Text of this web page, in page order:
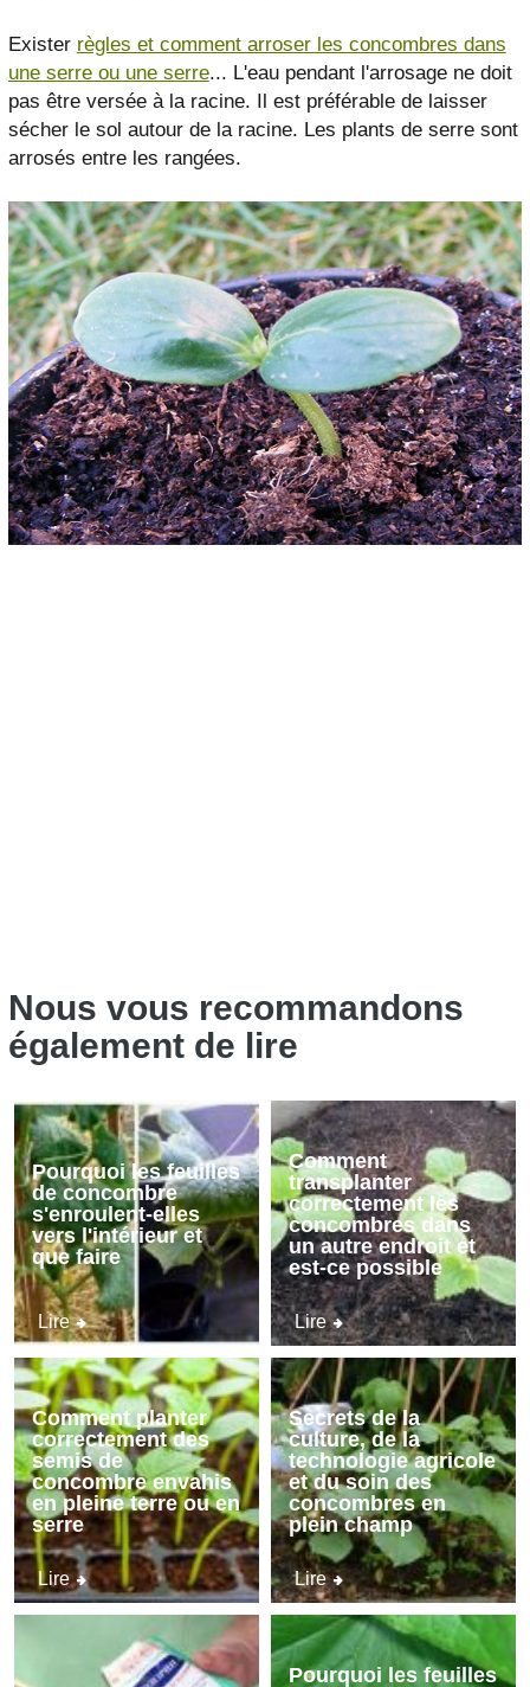
Exister règles et comment arroser les concombres dans
une serre ou une serre... L'eau pendant l'arrosage ne doit
pas être versée à la racine. Il est préférable de laisser
sécher le sol autour de la racine. Les plants de serre sont
arrosés entre les rangées.
Nous vous recommandons
également de lire
Pourquoi les feuilles
de concombre
s'enroulent-elles
vers l'intérieur et
que faire
Lire
Comment
transplanter
correctement les
concombres dans
un autre endroit et
est-ce possible
Lire
Comment planter
correctement des
semis de
concombre envahis
en pleine terre ou en
serre
Lire
Secrets de la
culture, de la
technologie agricole
et du soin des
concombres en
plein champ
Lire
Pourquoi les feuilles